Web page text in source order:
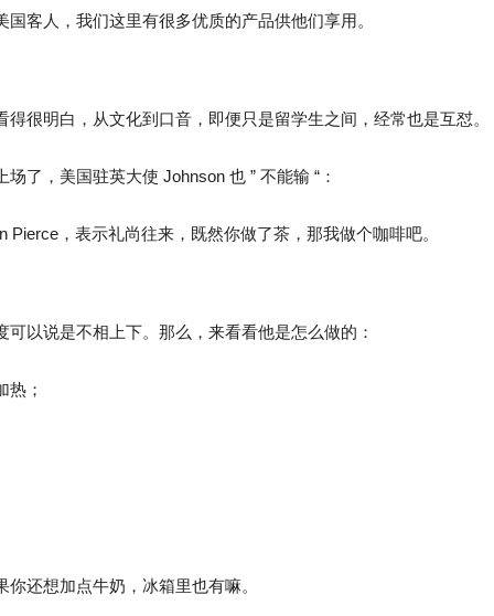
客人，我们这里有很多优质的产品供他们享用。
很明白，从文化到口音，即便只是留学生之间，经常也是互怼。
了，美国驻英大使 Johnson 也 ” 不能输 “：
Pierce，表示礼尚往来，既然你做了茶，那我做个咖啡吧。
以说是不相上下。那么，来看看他是怎么做的：
热；
还想加点牛奶，冰箱里也有嘛。